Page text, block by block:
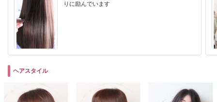
りに励んでいます
ヘアスタイル